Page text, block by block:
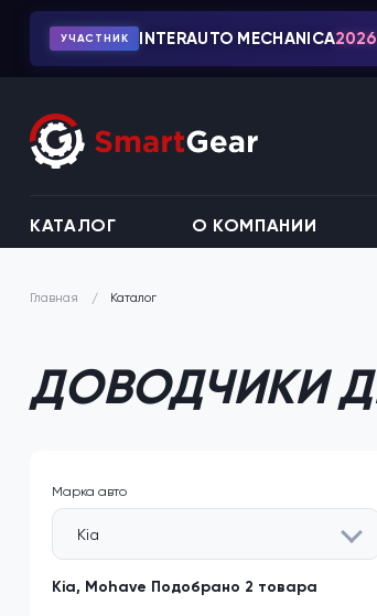
УЧАСТНИК INTERAUTO MECHANICA2026
КАТАЛОГ О КОМПАНИИ
Главная Каталог
ДОВОДЧИКИ
Марка авто
Kia
Kia, Mohave Подобрано 2 товара